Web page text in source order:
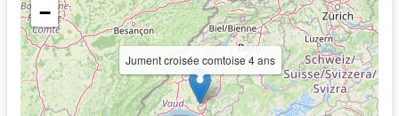
Jument croisée comtoise 4 ans
−